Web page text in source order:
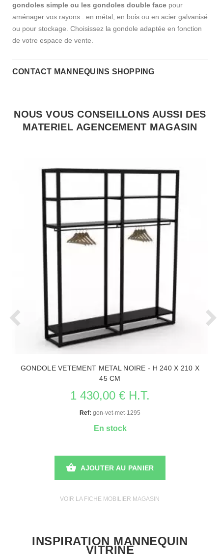
gondoles simple ou les gondoles double face pour
aménager vos rayons : en métal, en bois ou en acier galvanisé
ou pour stockage. Choisissez la gondole adaptée en fonction
de votre espace de vente.
CONTACT MANNEQUINS SHOPPING
NOUS VOUS CONSEILLONS AUSSI DES
MATERIEL AGENCEMENT MAGASIN
GONDOLE VETEMENT METAL NOIRE - H 240 X 210 X
45 CM
1 430,00 € H.T.
Ref: gon-vet-met-1295
En stock
AJOUTER AU PANIER
VOIR LA FICHE MOBILIER MAGASIN
INSPIRATION MANNEQUIN
VITRINE